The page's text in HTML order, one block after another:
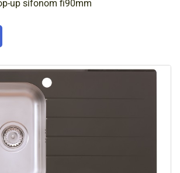
up sifonom fi90mm